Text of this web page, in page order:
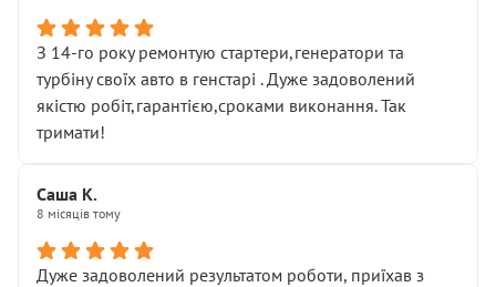
З 14-го року ремонтую стартери,генератори та
турбіну своїх авто в генстарі . Дуже задоволений
якістю робіт,гарантією,сроками виконання. Так
тримати!
Саша К.
8 місяців тому
Дуже задоволений результатом роботи, приїхав з